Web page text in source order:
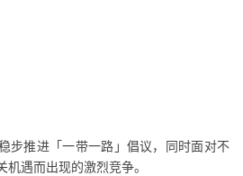
步推进「一带一路」倡议，同时面对不
机遇而出现的激烈竞争。